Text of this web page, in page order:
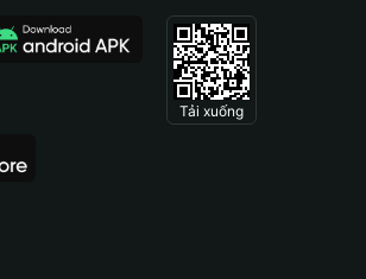
Tải xuống